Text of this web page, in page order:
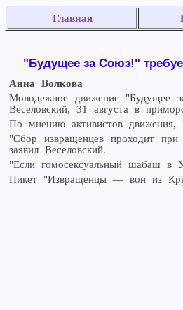
Главная
"Будущее за Союз!"
Анна Волкова
Молодежное движение "Будущее
Веселовский, 31 августа в
По мнению активистов движения,
"Сбор извращенцев проходит
заявил Веселовский.
"Если гомосексуальный шабаш в
Пикет "Извращенцы — вон из